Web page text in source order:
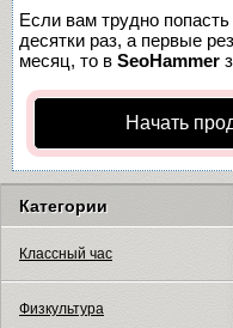
Если вам трудно
десятки раз, а первые
месяц, то в SeoHammer
Начать
Категории
Классный час
Физкультура